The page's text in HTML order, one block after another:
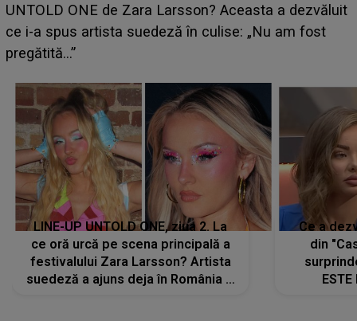
aduce tensiuni uriașe pentru o zodie! Conflictele
izbucnesc din senin în jurul ei, iar o situație dificilă
scapă de sub control
LINE-UP UNTOLD ONE, ziua 2. La
ce oră urcă pe scena principală a
festivalului Zara Larsson? Artista
suedeză a ajuns deja în România și
Ce a
din